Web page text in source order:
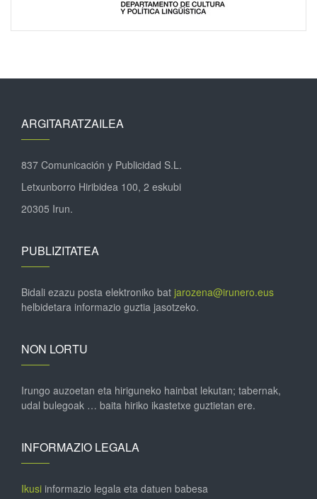
ARGITARATZAILEA
837 Comunicación y Publicidad S.L.
Letxunborro Hiribidea 100, 2 eskubi
20305 Irun.
PUBLIZITATEA
Bidali ezazu posta elektroniko bat jarozena@irunero.eus
helbidetara informazio guztia jasotzeko.
NON LORTU
Irungo auzoetan eta hiriguneko hainbat lekutan; tabernak,
udal bulegoak … baita hiriko ikastetxe guztietan ere.
INFORMAZIO LEGALA
Ikusi informazio legala eta datuen babesa